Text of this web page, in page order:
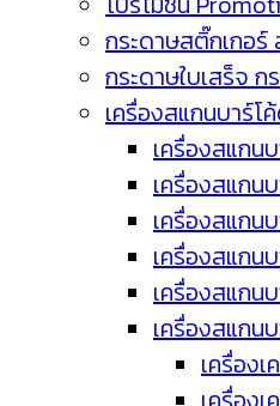
กระดาษสติ๊กเกอร์
กระดาษใบเสร็จ ก
เครื่องสแกนบาร์โ
เครื่องสแกน
เครื่องสแกน
เครื่องสแกน
เครื่องสแกน
เครื่องสแกน
เครื่องสแกน
เครื่อง